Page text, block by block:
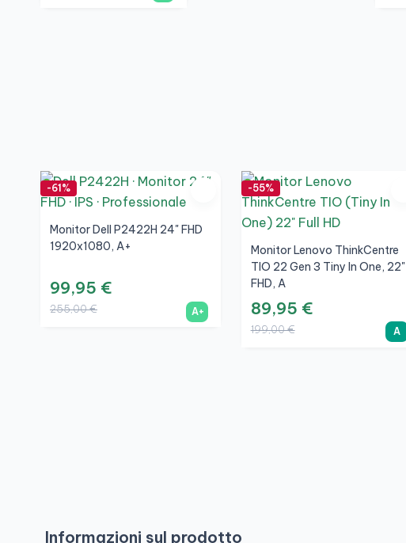
-61%
Monitor Dell P2422H 24" FHD
1920x1080, A+
99,95 €
255,00 € A+
-55%
Monitor Lenovo ThinkCentre
TIO 22 Gen 3 Tiny In One, 22"
FHD, A
89,95 €
199,00 € A
Informazioni sul prodotto